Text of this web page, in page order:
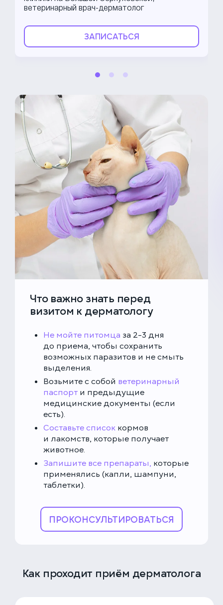
ветеринарный врач-дерматолог
ЗАПИСАТЬСЯ
Что важно знать перед
визитом к дерматологу
Не мойте питомца за 2-3 дня
до приема, чтобы сохранить
возможных паразитов и не смыть
выделения.
Возьмите с собой ветеринарный
паспорт и предыдущие
медицинские документы (если
есть).
Составьте список кормов
и лакомств, которые получает
животное.
Запишите все препараты, которые
применялись (капли, шампуни,
таблетки).
ПРОКОНСУЛЬТИРОВАТЬСЯ
Как проходит приём дерматолога